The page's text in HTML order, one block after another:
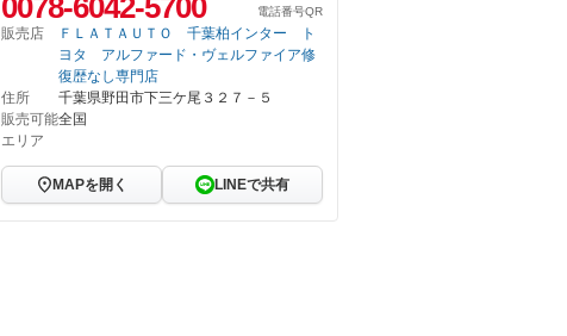
0078-6042-5700 電話番号QR
販売店
ＦＬＡＴＡＵＴＯ 千葉柏インター ト
ヨタ アルファード・ヴェルファイア修
復歴なし専門店
住所
千葉県野田市下三ケ尾３２７－５
販売可能
エリア
全国
MAPを開く LINEで共有